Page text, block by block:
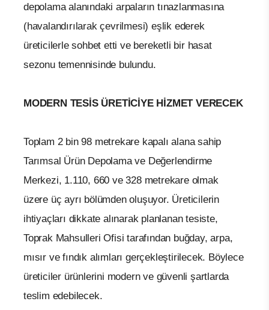
depolama alanındaki arpaların tınazlanmasına
(havalandırılarak çevrilmesi) eşlik ederek
üreticilerle sohbet etti ve bereketli bir hasat
sezonu temennisinde bulundu.
MODERN TESİS ÜRETİCİYE HİZMET VERECEK
Toplam 2 bin 98 metrekare kapalı alana sahip
Tarımsal Ürün Depolama ve Değerlendirme
Merkezi, 1.110, 660 ve 328 metrekare olmak
üzere üç ayrı bölümden oluşuyor. Üreticilerin
ihtiyaçları dikkate alınarak planlanan tesiste,
Toprak Mahsulleri Ofisi tarafından buğday, arpa,
mısır ve fındık alımları gerçekleştirilecek. Böylece
üreticiler ürünlerini modern ve güvenli şartlarda
teslim edebilecek.